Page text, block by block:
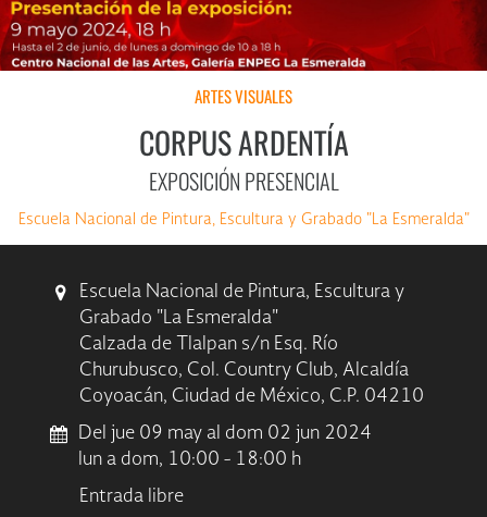
ARTES VISUALES
CORPUS ARDENTÍA
EXPOSICIÓN PRESENCIAL
Escuela Nacional de Pintura, Escultura y Grabado "La Esmeralda"
Escuela Nacional de Pintura, Escultura y
Grabado "La Esmeralda"
Calzada de Tlalpan s/n Esq. Río
Churubusco, Col. Country Club, Alcaldía
Coyoacán, Ciudad de México, C.P. 04210
Del jue 09 may al dom 02 jun 2024
lun a dom, 10:00 - 18:00 h
Entrada libre